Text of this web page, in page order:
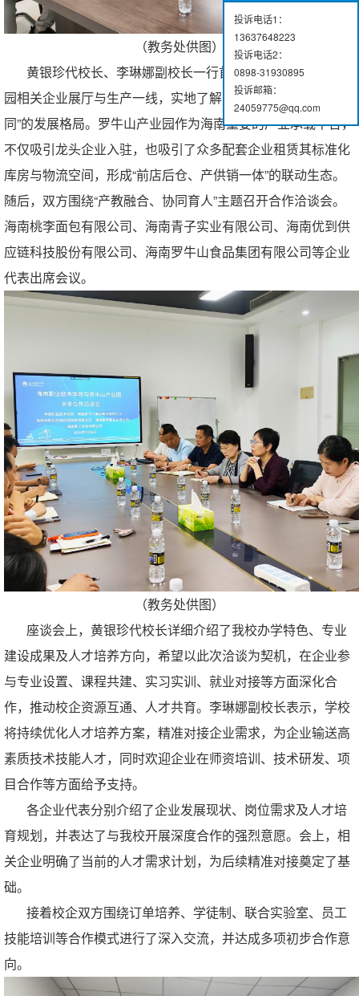
（教务处供图）
黄银珍代校长、李琳娜副校长一行首先参观了罗牛山产业
园相关企业展厅与生产一线，实地了解园区“产业聚集、企业协
同”的发展格局。罗牛山产业园作为海南重要的产业承载平台，
不仅吸引龙头企业入驻，也吸引了众多配套企业租赁其标准化
库房与物流空间，形成“前店后仓、产供销一体”的联动生态。
随后，双方围绕“产教融合、协同育人”主题召开合作洽谈会。
海南桃李面包有限公司、海南青子实业有限公司、海南优到供
应链科技股份有限公司、海南罗牛山食品集团有限公司等企业
代表出席会议。
（教务处供图）
座谈会上，黄银珍代校长详细介绍了我校办学特色、专业
建设成果及人才培养方向，希望以此次洽谈为契机，在企业参
与专业设置、课程共建、实习实训、就业对接等方面深化合
作，推动校企资源互通、人才共育。李琳娜副校长表示，学校
将持续优化人才培养方案，精准对接企业需求，为企业输送高
素质技术技能人才，同时欢迎企业在师资培训、技术研发、项
目合作等方面给予支持。
各企业代表分别介绍了企业发展现状、岗位需求及人才培
育规划，并表达了与我校开展深度合作的强烈意愿。会上，相
关企业明确了当前的人才需求计划，为后续精准对接奠定了基
础。
接着校企双方围绕订单培养、学徒制、联合实验室、员工
技能培训等合作模式进行了深入交流，并达成多项初步合作意
向。
投诉电话1：
13637648223
投诉电话2：
0898-31930895
投诉邮箱：
24059775@qq.com